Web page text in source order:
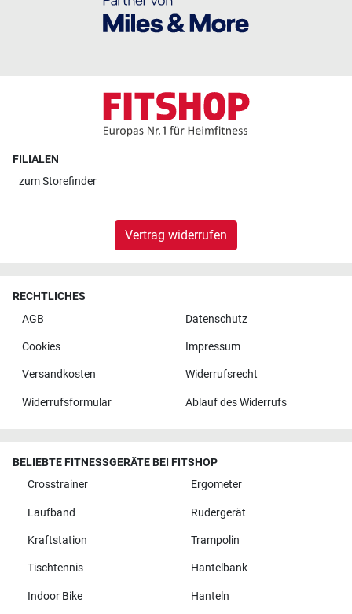
FILIALEN
zumStorefinder
Vertrag widerrufen
RECHTLICHES
AGB
Datenschutz
Cookies Impressum
Versandkosten Widerrufsrecht
Widerrufsformular Ablauf des Widerrufs
BELIEBTE FITNESSGERÄTE BEI FITSHOP
Crosstrainer
Ergometer
Laufband Rudergerät
Kraftstation Trampolin
Tischtennis Hantelbank
Indoor Bike Hanteln